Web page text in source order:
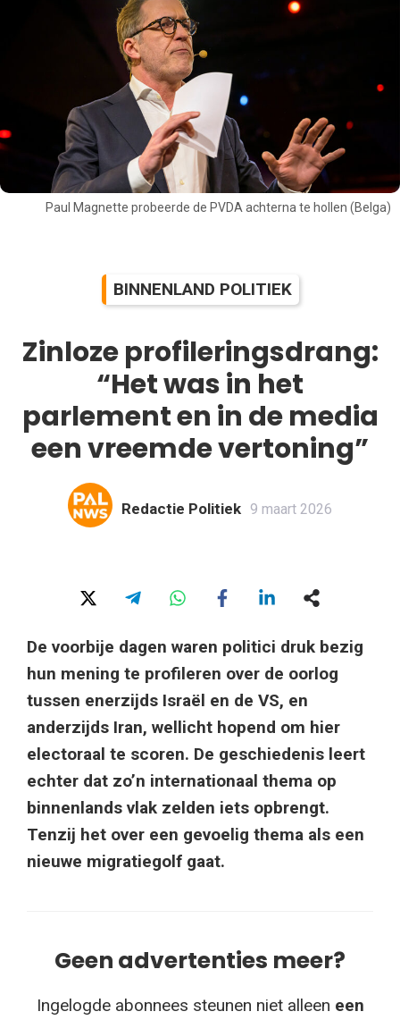
Paul Magnette probeerde de PVDA achterna te hollen (Belga)
BINNENLAND POLITIEK
Zinloze profileringsdrang:
“Het was in het
parlement en in de media
een vreemde vertoning”
Redactie Politiek 9 maart 2026
De voorbije dagen waren politici druk bezig
hun mening te profileren over de oorlog
tussen enerzijds Israël en de VS, en
anderzijds Iran, wellicht hopend om hier
electoraal te scoren. De geschiedenis leert
echter dat zo’n internationaal thema op
binnenlands vlak zelden iets opbrengt.
Tenzij het over een gevoelig thema als een
nieuwe migratiegolf gaat.
Geen advertenties meer?
Ingelogde abonnees steunen niet alleen een